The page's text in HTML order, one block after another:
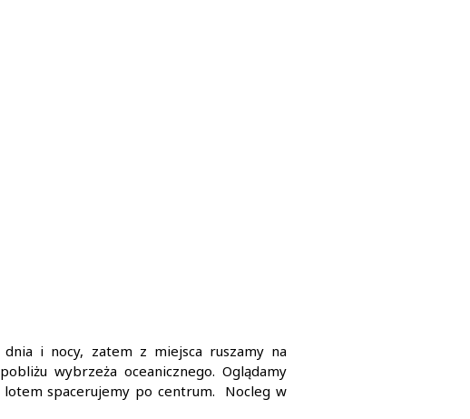
i nocy, zatem z miejsca ruszamy na
wybrzeża oceanicznego. Oglądamy
lotem spacerujemy po centrum. Nocleg w